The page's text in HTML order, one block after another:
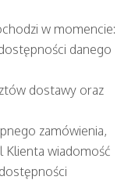
w momencie:
danego
dostawy oraz
zamówienia,
Klienta wiadomość